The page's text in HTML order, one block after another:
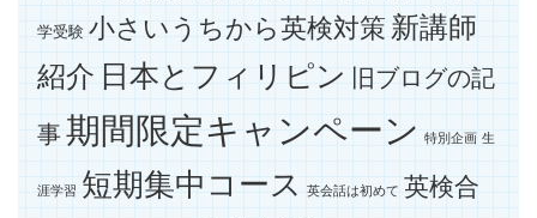
学受験 小さいうちから英検対策 新講師
紹介 日本とフィリピン 旧ブログの記
事期間限定キャンペーン 特別企画 生
涯学習 短期集中コース 英会話は初めて 英検合